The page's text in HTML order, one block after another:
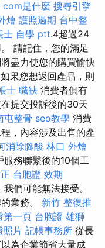
com是什麼 搜尋引擎
燴 護照過期 台中整
士 自學 ptt.4超過24
請記住，您的滿足
盡力使您的購買愉快
如果您想返回產品，則
士 職缺 消費者俱有
提交投訴後的30天
屯整骨 seo教學 消費
，內容涉及出售的產
消除腳酸 林口 外燴
務聯繫後的10個工
台胞證 效期
們可能無法接受。
業務。 新竹 整復推
第一頁 台胞證 雄獅
照片 記帳事務所 從長
為企業節省大量成